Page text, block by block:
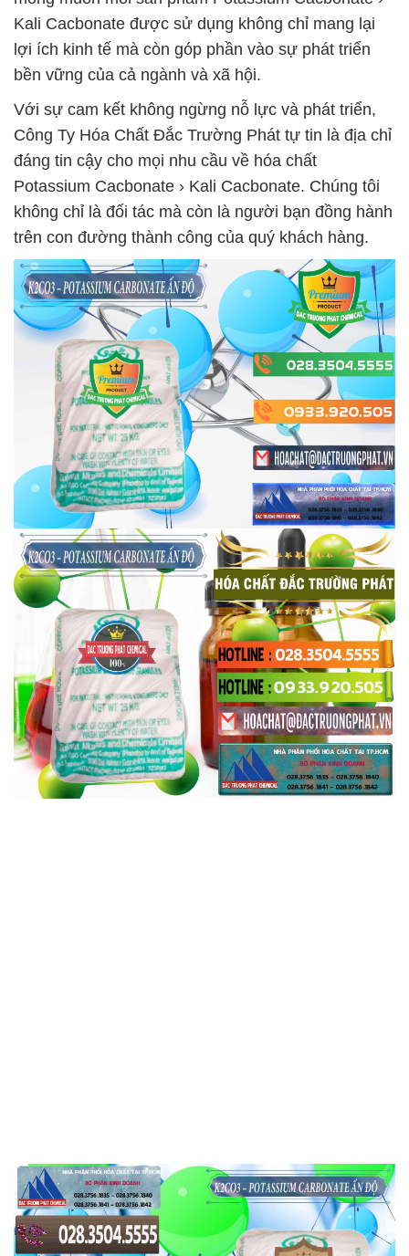
Kali Cacbonate được sử dụng không chỉ mang lại
lợi ích kinh tế mà còn góp phần vào sự phát triển
bền vững của cả ngành và xã hội.
Với sự cam kết không ngừng nỗ lực và phát triển,
Công Ty Hóa Chất Đắc Trường Phát tự tin là địa chỉ
đáng tin cậy cho mọi nhu cầu về hóa chất
Potassium Cacbonate › Kali Cacbonate. Chúng tôi
không chỉ là đối tác mà còn là người bạn đồng hành
trên con đường thành công của quý khách hàng.